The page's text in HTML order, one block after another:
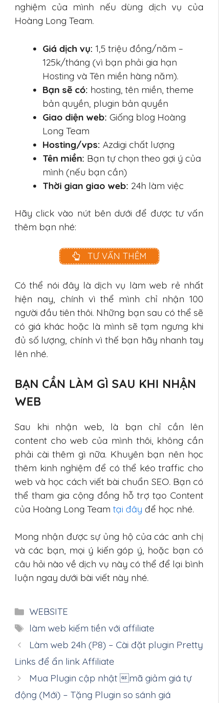
nghiệm của mình nếu dùng dịch vụ của
Hoàng Long Team.
Giá dịch vụ: 1,5 triệu đồng/năm –
125k/tháng (vì bạn phải gia hạn
Hosting và Tên miền hàng năm).
Bạn sẽ có: hosting, tên miền, theme
bản quyền, plugin bản quyền
Giao diện web: Giống blog Hoàng
Long Team
Hosting/vps: Azdigi chất lượng
Tên miền: Bạn tự chọn theo gợi ý của
mình (nếu bạn cần)
Thời gian giao web: 24h làm việc
Hãy click vào nút bên dưới để được tư vấn
thêm bạn nhé:
TƯ VẤN THÊM
Có thể nói đây là dịch vụ làm web rẻ nhất
hiện nay, chính vì thể mình chỉ nhận 100
người đầu tiên thôi. Những bạn sau có thể sẽ
có giá khác hoặc là mình sẽ tạm ngưng khi
đủ số lượng, chính vì thế bạn hãy nhanh tay
lên nhé.
BẠN CẦN LÀM GÌ SAU KHI NHẬN
WEB
Sau khi nhận web, là bạn chỉ cần lên
content cho web của mình thôi, không cần
phải cài thêm gì nữa. Khuyên bạn nên học
thêm kinh nghiệm để có thể kéo traffic cho
web và học cách viết bài chuẩn SEO. Bạn có
thể tham gia cộng đồng hỗ trợ tạo Content
của Hoàng Long Team tại đây để học nhé.
Mong nhận được sự ủng hộ của các anh chị
và các bạn, mọi ý kiến góp ý, hoặc bạn có
câu hỏi nào về dịch vụ này có thể để lại bình
luận ngay dưới bài viết này nhé.
Danh
mục
WEBSITE
Thẻ
làm web kiếm tiền với affiliate
Làm web 24h (P8) – Cài đặt plugin Pretty
Links để ẩn link Affiliate
Mua Plugin cập nhật mã giảm giá tự
động (Mới) – Tặng Plugin so sánh giá